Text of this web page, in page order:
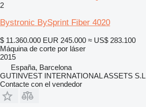
2
Bystronic BySprint Fiber 4020
$ 11.360.000 EUR 245.000 ≈ US$ 283.100
Máquina de corte por láser
2015
España, Barcelona
GUTINVEST INTERNATIONAL ASSETS S.L
Contacte con el vendedor